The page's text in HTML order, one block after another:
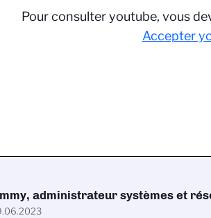
Pour consulter youtube, vous
Accepter
administrateur systèmes et